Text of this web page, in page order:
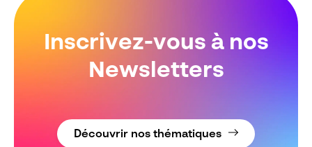
Inscrivez-vous à nos
Newsletters
Découvrir nos thématiques